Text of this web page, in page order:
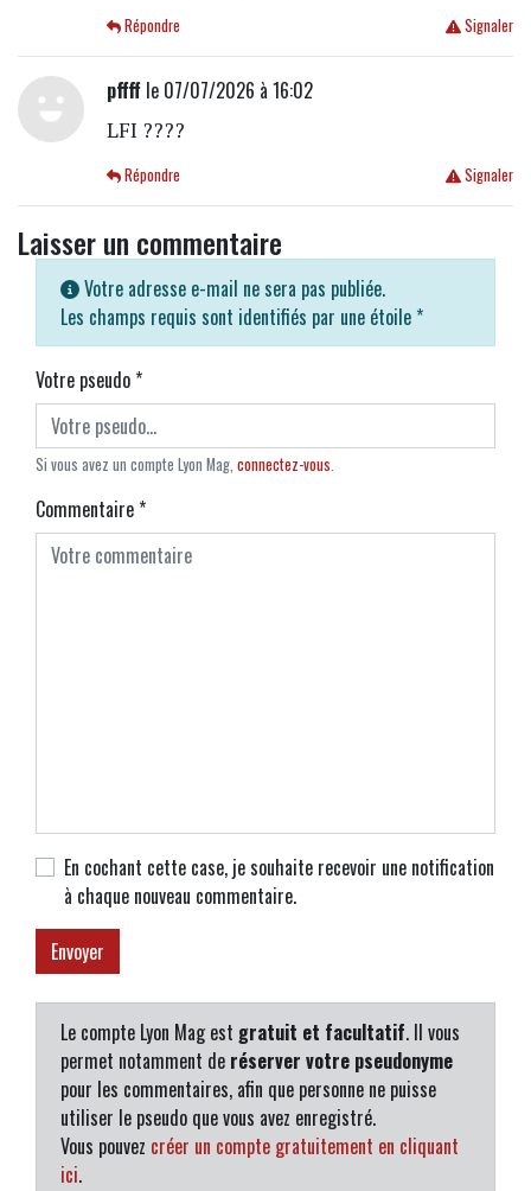
Signaler
Répondre
pffffle 07/07/2026 à 16:02
LFI ????
Signaler
Répondre
Laisser un commentaire
Votre adresse e-mail ne sera pas publiée.
Les champs requis sont identifiés par une étoile *
Votre pseudo*
Si vous avez un compte Lyon Mag, connectez-vous.
Commentaire*
En cochant cette case, je souhaite recevoir une notification
à chaque nouveau commentaire.
Le compte Lyon Mag est gratuit et facultatif. Il vous
permet notamment de réserver votre pseudonyme
pour les commentaires, afin que personne ne puisse
utiliser le pseudo que vous avez enregistré.
Vous pouvez créer un compte gratuitement en cliquant
ici.